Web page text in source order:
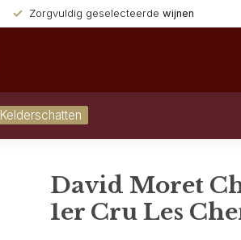
Zorgvuldig geselecteerde wijnen
Kelderschatten
David Moret
1er Cru Les